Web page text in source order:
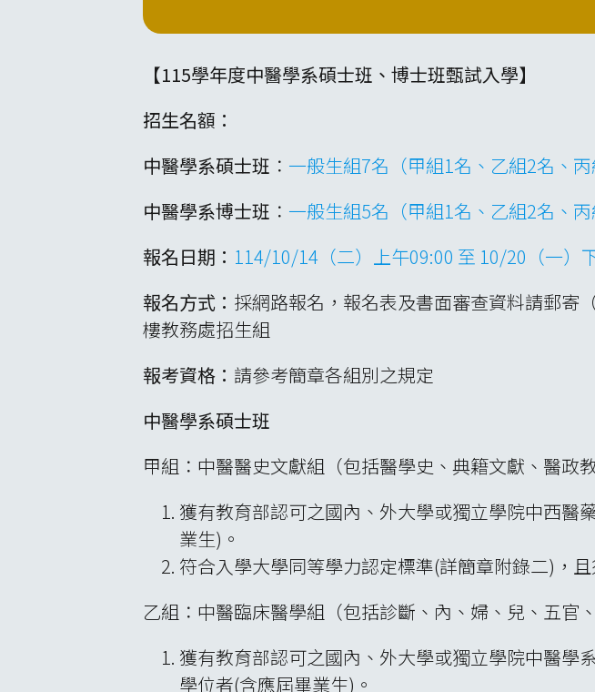
【115學年度中醫學系碩士班、博士班甄試入學】
招生名額：
中醫學系碩士班 ： 一般生組7名（甲組1名、乙組2名、丙
中醫學系博士班 ： 一般生組5名（甲組1名、乙組2名、丙
報名日期： 114/10/14（二）上午09:00 至 10/20（一）
報名方式： 採網路報名，報名表及書面審查資料請郵寄
樓教務處招生組
報考資格： 請參考簡章各組別之規定
中醫學系碩士班
甲組：中醫醫史文獻組（包括醫學史、典籍文獻、醫政
獲有教育部認可之國內、外大學或獨立學院中西醫
業生)。
符合入學大學同等學力認定標準(詳簡章附錄二)，
乙組：中醫臨床醫學組（包括診斷、內、婦、兒、五官
獲有教育部認可之國內、外大學或獨立學院中醫學
學位者(含應屆畢業生)。